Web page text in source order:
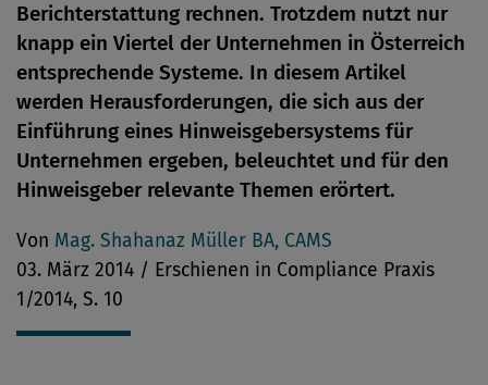
Berichterstattung rechnen. Trotzdem nutzt nur
knapp ein Viertel der Unternehmen in Österreich
entsprechende Systeme. In diesem Artikel
werden Herausforderungen, die sich aus der
Einführung eines Hinweisgebersystems für
Unternehmen ergeben, beleuchtet und für den
Hinweisgeber relevante Themen erörtert.
Von Mag. Shahanaz Müller BA, CAMS
03. März 2014 / Erschienen in Compliance Praxis
1/2014, S. 10